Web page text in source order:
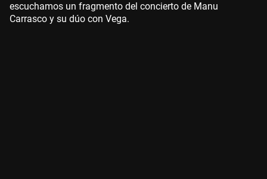
escuchamos un fragmento del concierto de Manu
Carrasco y su dúo con Vega.